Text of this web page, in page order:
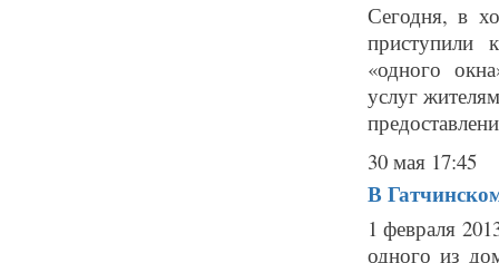
Сегодня, в
приступили
«одного
услуг
30 мая 17:45
В
1 февраля
одного из